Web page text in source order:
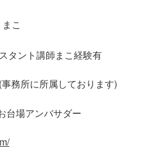
こ
タント講師まこ経験有
務所に所属しております)
台場アンバサダー